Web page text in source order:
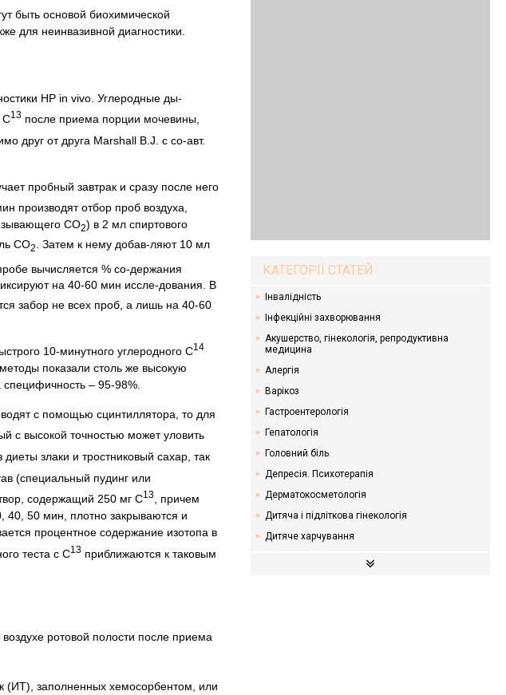
быть основой биохимической
для неинвазивной диагностики.
НР in vivo. Углеродные ды-
С13 после приема порции мочевины,
друг от друга Marshall B.J. с со-авт.
пробный завтрак и сразу после него
производят отбор проб воздуха,
СО2) в 2 мл спиртового
СО2
. Затем к нему добав-ляют 10 мл
вычисляется % со-держания
на 40-60 мин иссле-дования. В
забор не всех проб, а лишь на 40-60
10-минутного углеродного С14
показали столь же высокую
специфичность – 95-98%.
с помощью сцинтиллятора, то для
с высокой точностью может уловить
злаки и тростниковый сахар, так
(специальный пудинг или
содержащий 250 мг С13
, причем
40, 50 мин, плотно закрываются и
процентное содержание изотопа в
теста с С13 приближаются к таковым
ротовой полости после приема
(ИТ), заполненных хемосорбентом, или
КАТЕГОРІЇ СТАТЕЙ
Інвалідність
Інфекційні захворювання
Акушерство, гінекологія, репродуктивна
медицина
Алергія
Варікоз
Гастроентерологія
Гепатологія
Головний біль
Депресія. Психотерапія
Дерматокосметологія
Дитяча і підліткова гінекологія
Дитяче харчування
Ендокринологія. Цукровий діабет